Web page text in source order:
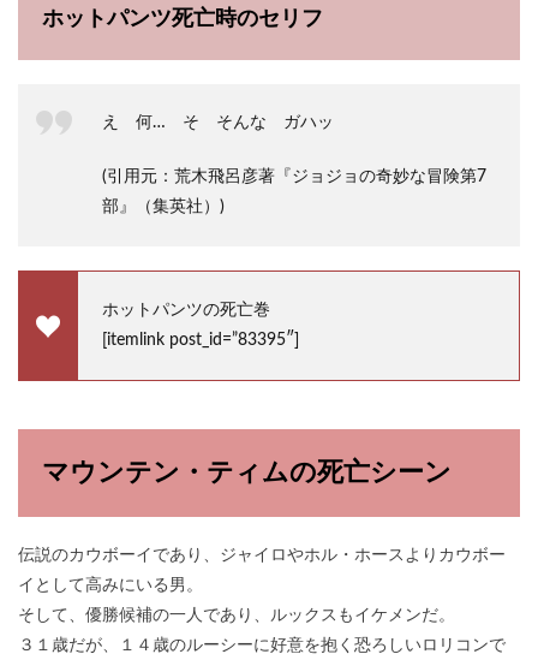
ホットパンツ死亡時のセリフ
え 何… そ そんな ガハッ
(引用元：荒木飛呂彦著『ジョジョの奇妙な冒険第7
部』（集英社）)
ホットパンツの死亡巻
[itemlink post_id=”83395″]
マウンテン・ティムの死亡シーン
伝説のカウボーイであり、ジャイロやホル・ホースよりカウボー
イとして高みにいる男。
そして、優勝候補の一人であり、ルックスもイケメンだ。
３１歳だが、１４歳のルーシーに好意を抱く恐ろしいロリコンで